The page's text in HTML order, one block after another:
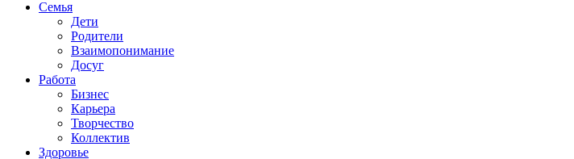
Семья
Дети
Родители
Взаимопонимание
Досуг
Работа
Бизнес
Карьера
Творчество
Коллектив
Здоровье